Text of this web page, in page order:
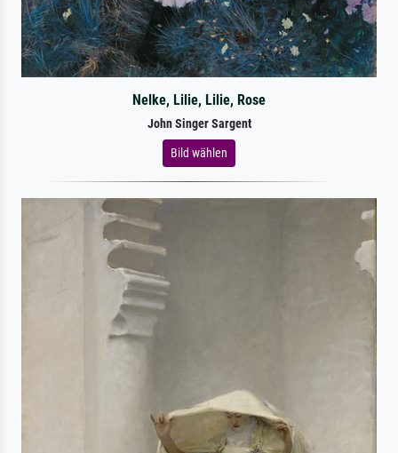
Nelke, Lilie, Lilie, Rose
John Singer Sargent
Bild wählen